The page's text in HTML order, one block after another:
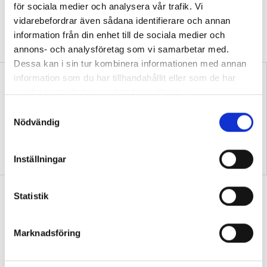
för sociala medier och analysera vår trafik. Vi
vidarebefordrar även sådana identifierare och annan
information från din enhet till de sociala medier och
annons- och analysföretag som vi samarbetar med.
Dessa kan i sin tur kombinera informationen med annan
information som du har tillhandahållit eller som de har
samlat in när du har använt deras tjänster.
Nödvändig
Inställningar
Statistik
Marknadsföring
DEBATT”Att ställa krav är inte elakt. Att vara schysst är inte alltid
snällt. Många gånger är det bara ett svek”, skriver Ulrica Björkblom
Agah om stöket i klassrummen.
skapar effektiv inlärning”
Nya skolan: ”Lärarhjärtat
hoppas på bättre villkor"
Test: Hur klarar du ditt första år som
QUIZ
15 verklighetsnära situationer – från att